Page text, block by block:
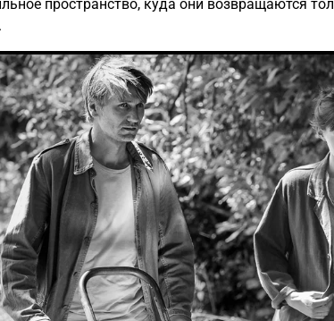
пространство, куда они возвращаются